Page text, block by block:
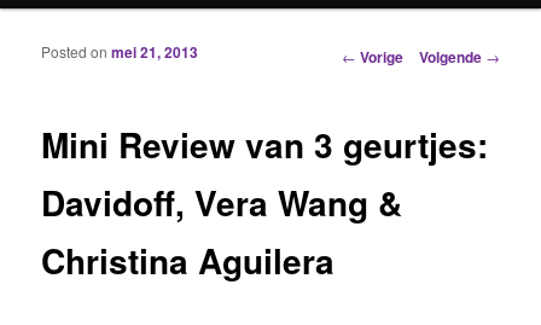
Berichtnavigatie
← Vorige Volgende →
Mini Review van 3 geurtjes:
Davidoff, Vera Wang &
Christina Aguilera
Posted onmei 21, 2013